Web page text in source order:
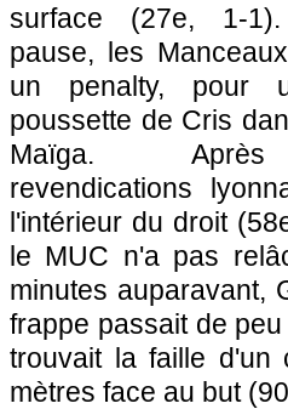
surface (27e, 1-
pause, les
un penalty, pour
poussette de Cris
Maïga.
revendications
l'intérieur du droit
le MUC n'a pas
minutes auparavant,
frappe passait de
trouvait la faille d'un
mètres face au but